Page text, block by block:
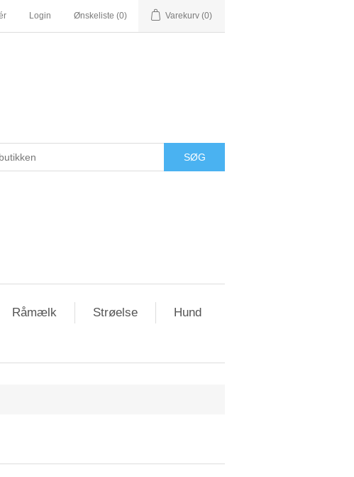
Login Ønskeliste (0) Varekurv (0)
Råmælk Strøelse
Hund